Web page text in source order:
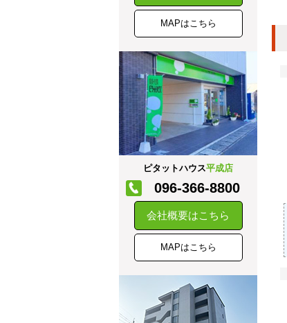
MAPはこちら
ピタットハウス平成店
096-366-8800
会社概要はこちら
MAPはこちら